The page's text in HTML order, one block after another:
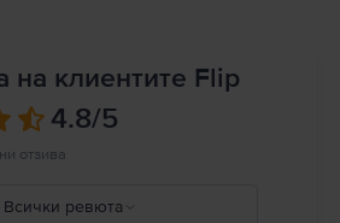
на клиентите Flip
4.8/5
отзива
Всички ревюта